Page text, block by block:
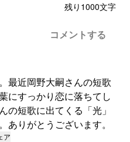
残り 1000文字
コメントする
最近岡野大嗣さんの短歌
にすっかり恋に落ちてし
の短歌に出てくる「光」
ありがとうございます。
ア